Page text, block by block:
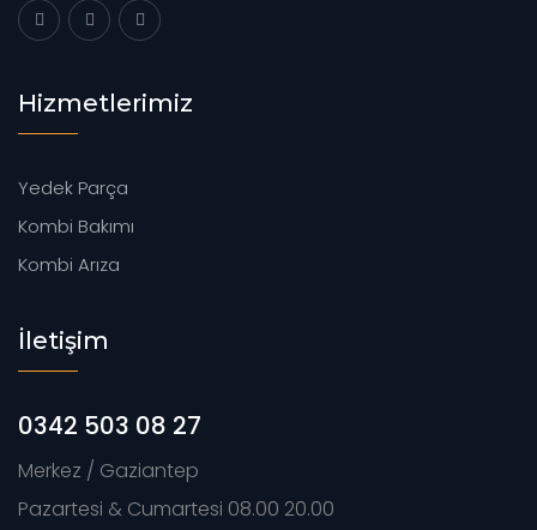
Hizmetlerimiz
Yedek Parça
Kombi Bakımı
Kombi Arıza
İletişim
0342 503 08 27
Merkez / Gaziantep
Pazartesi & Cumartesi 08.00 20.00